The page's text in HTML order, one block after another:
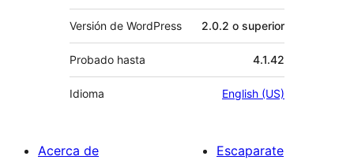
Versión de WordPress 2.0.2 o superior
Probado hasta 4.1.42
Idioma English (US)
Acerca de
Escaparate